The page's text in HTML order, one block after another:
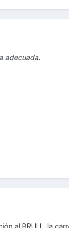
adecuada.
al BRULL, la